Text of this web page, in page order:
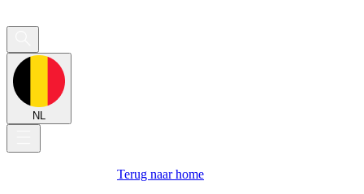
NL
Terug naar home